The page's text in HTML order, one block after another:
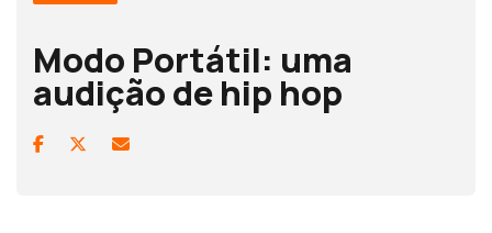
Modo Portátil: uma
audição de hip hop